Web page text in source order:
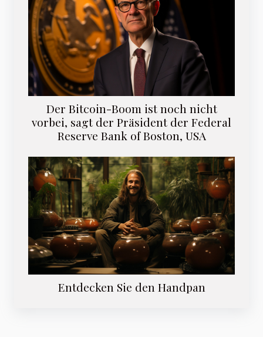
Der Bitcoin-Boom ist noch nicht
vorbei, sagt der Präsident der Federal
Reserve Bank of Boston, USA
Entdecken Sie den Handpan